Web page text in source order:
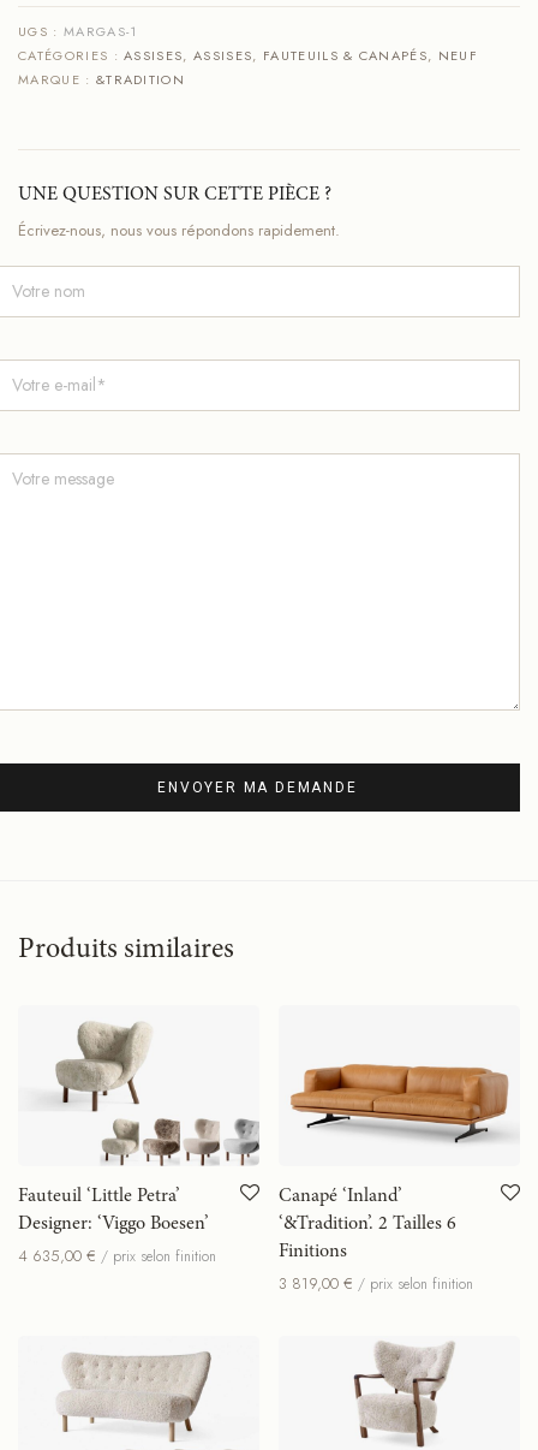
UNE QUESTION SUR CETTE PIÈCE ?
Écrivez-nous, nous vous répondons rapidement.
UGS : MARGAS-1
CATÉGORIES :ASSISES,ASSISES, FAUTEUILS & CANAPÉS, NEUF
MARQUE : &TRADITION
Produits similaires
Fauteuil ‘Little Petra’
Designer: ‘Viggo Boesen’
4 635,00 € / prix selon finition
Canapé ‘Inland’
‘&Tradition’. 2 Tailles 6
Finitions
3 819,00 € / prix selon finition